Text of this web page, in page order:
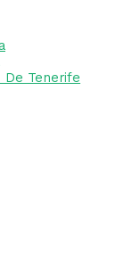
De Tenerife